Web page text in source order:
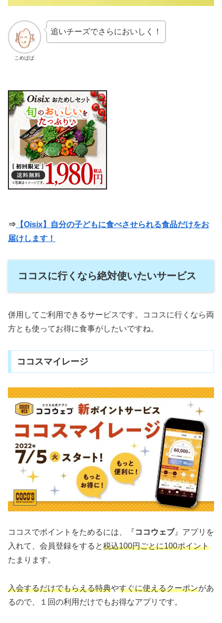
こめぱぱ
追いチーズでさらにおいしく！
⇒ 【Oisix】自分の子どもに食べさせられる食品だけをお
届けします！
ココスに行くなら絶対使いたいサービス
併用してご利用できるサービスです。ココスに行くなら両
方とも使ってお得に食事がしたいですね。
ココスマイレージ
ココスでポイントをためるには、『 ココウェブ』アプリを
入れて、会員登録をすると税込100円ごとに100ポイント
たまります。
入会するだけでもらえる特典やすぐに使えるクーポンがあ
るので、１回の利用だけでもお得なアプリです。